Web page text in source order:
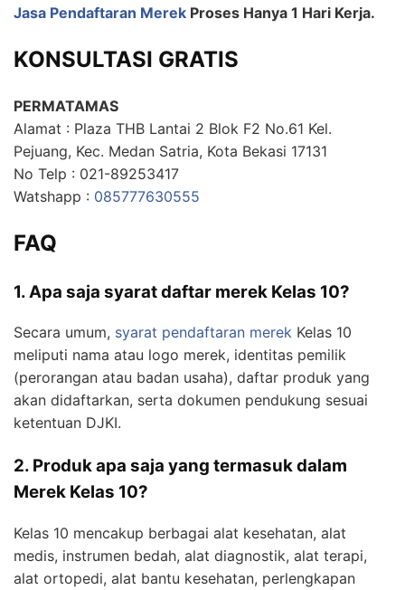
Jasa Pendaftaran Merek Proses Hanya 1 Hari Kerja.
KONSULTASI GRATIS
PERMATAMAS
Alamat : Plaza THB Lantai 2 Blok F2 No.61 Kel.
Pejuang, Kec. Medan Satria, Kota Bekasi 17131
No Telp : 021-89253417
Watshapp : 085777630555
FAQ
1. Apa saja syarat daftar merek Kelas 10?
Secara umum, syarat pendaftaran merek Kelas 10
meliputi nama atau logo merek, identitas pemilik
(perorangan atau badan usaha), daftar produk yang
akan didaftarkan, serta dokumen pendukung sesuai
ketentuan DJKI.
2. Produk apa saja yang termasuk dalam
Merek Kelas 10?
Kelas 10 mencakup berbagai alat kesehatan, alat
medis, instrumen bedah, alat diagnostik, alat terapi,
alat ortopedi, alat bantu kesehatan, perlengkapan